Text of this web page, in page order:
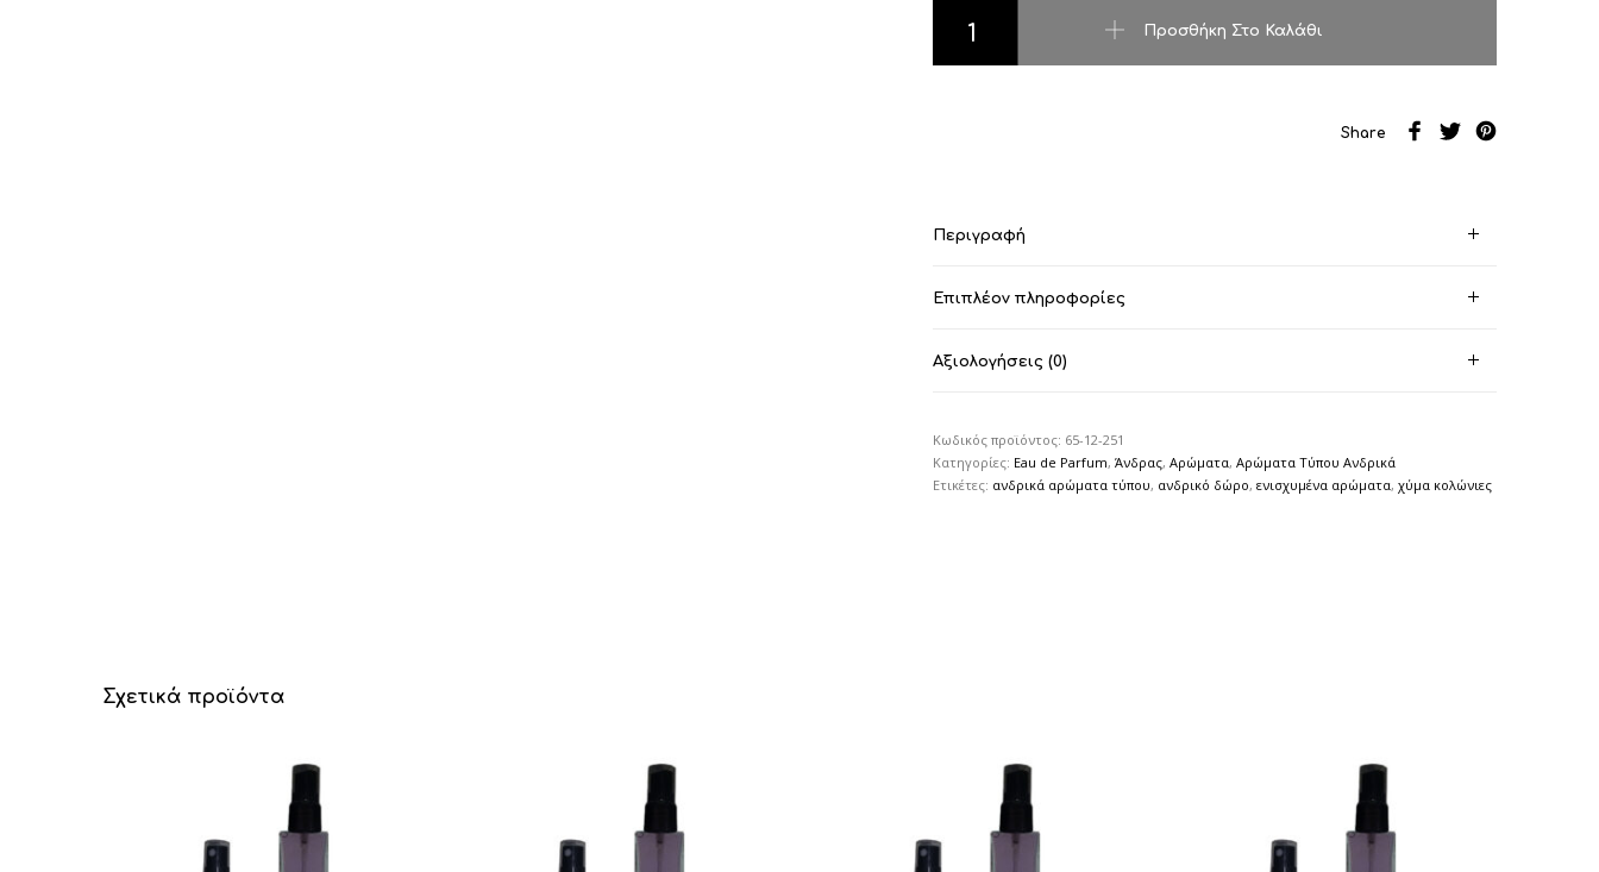
Προσθήκη Στο Καλάθι
Share
Περιγραφή
Επιπλέον πληροφορίες
Αξιολογήσεις (0)
Κωδικός προϊόντος: 65-12-251
Κατηγορίες: Eau de Parfum, Άνδρας, Αρώματα, Αρώματα Τύπου Ανδρικά
Ετικέτες: ανδρικά αρώματα τύπου, ανδρικό δώρο, ενισχυμένα αρώματα, χύμα κολώνιες
Σχετικά προϊόντα